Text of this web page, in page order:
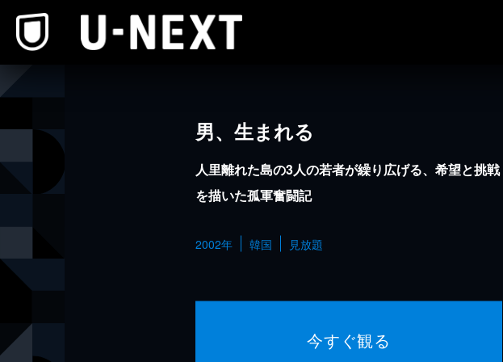
男、生まれる
人里離れた島の3人の若者が繰り広げる、希望と挑戦
を描いた孤軍奮闘記
2002年 韓国 見放題
今すぐ観る